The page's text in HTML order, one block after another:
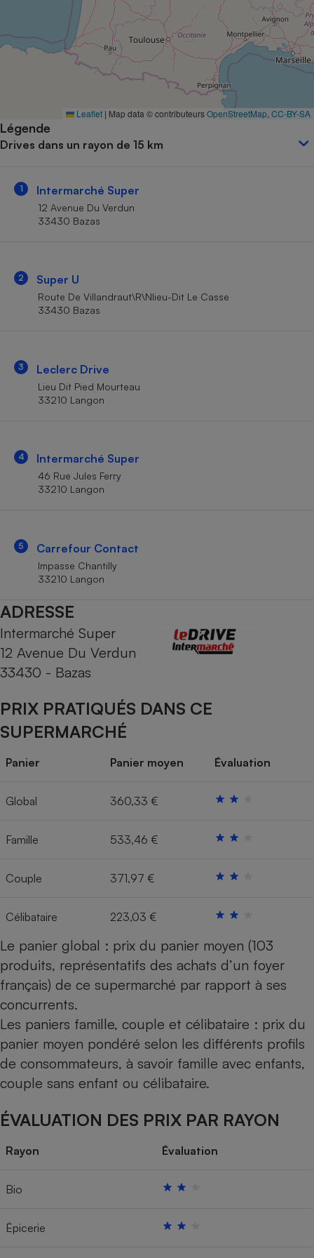
Leaflet | Map data © contributeursOpenStreetMap CC-BY-SA
Légende
Drives dans un rayon de 15 km
1 Intermarché Super
12 Avenue Du Verdun
33430 Bazas
2 Super U
Route De Villandraut\R\Nlieu-Dit Le Casse
33430 Bazas
3 Leclerc Drive
Lieu Dit Pied Mourteau
33210 Langon
4 Intermarché Super
46 Rue Jules Ferry
33210 Langon
5 Carrefour Contact
Impasse Chantilly
33210 Langon
ADRESSE
Intermarché Super
12 Avenue Du Verdun
33430 - Bazas
PRIX PRATIQUÉS DANS CE
SUPERMARCHÉ
Panier Panier moyen Évaluation
Global 360,33 €
Famille 533,46 €
Couple 371,97 €
Célibataire 223,03 €
Le panier global : prix du panier moyen (103
produits, représentatifs des achats d’un foyer
français) de ce supermarché par rapport à ses
concurrents.
Les paniers famille, couple et célibataire : prix du
panier moyen pondéré selon les différents profils
de consommateurs, à savoir famille avec enfants,
couple sans enfant ou célibataire.
ÉVALUATION DES PRIX PAR RAYON
Rayon Évaluation
Bio
Épicerie
Complément
alimentaire
Assurance emprunteur
Petit électroménager -
Cafetière à expressos
Robot ménager
Mutuelle